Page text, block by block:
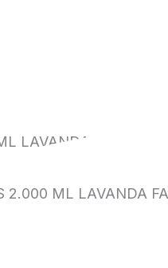
LAVANDA FABULOSO
2.000 ML LAVANDA